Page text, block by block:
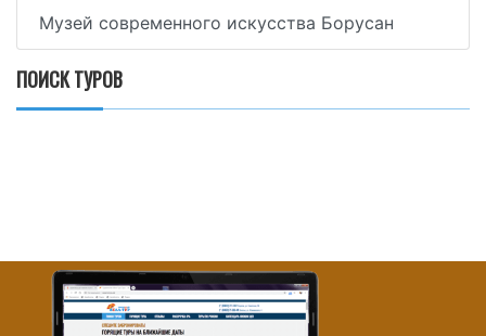
Музей современного искусства Борусан
ПОИСК ТУРОВ